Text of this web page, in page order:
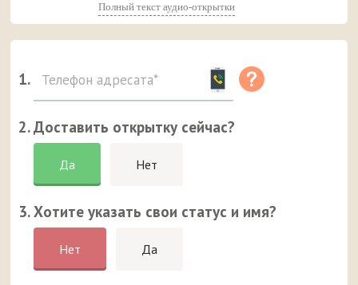
Полный текст аудио-открытки
1.
2. Доставить открытку сейчас?
Да Нет
3. Хотите указать свои статус и имя?
Нет Да